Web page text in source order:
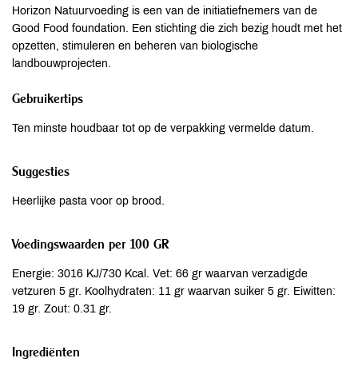
Horizon Natuurvoeding is een van de initiatiefnemers van de
Good Food foundation. Een stichting die zich bezig houdt met het
opzetten, stimuleren en beheren van biologische
landbouwprojecten.
Gebruikertips
Ten minste houdbaar tot op de verpakking vermelde datum.
Suggesties
Heerlijke pasta voor op brood.
Voedingswaarden per 100 GR
Energie: 3016 KJ/730 Kcal. Vet: 66 gr waarvan verzadigde
vetzuren 5 gr. Koolhydraten: 11 gr waarvan suiker 5 gr. Eiwitten:
19 gr. Zout: 0.31 gr.
Ingrediënten